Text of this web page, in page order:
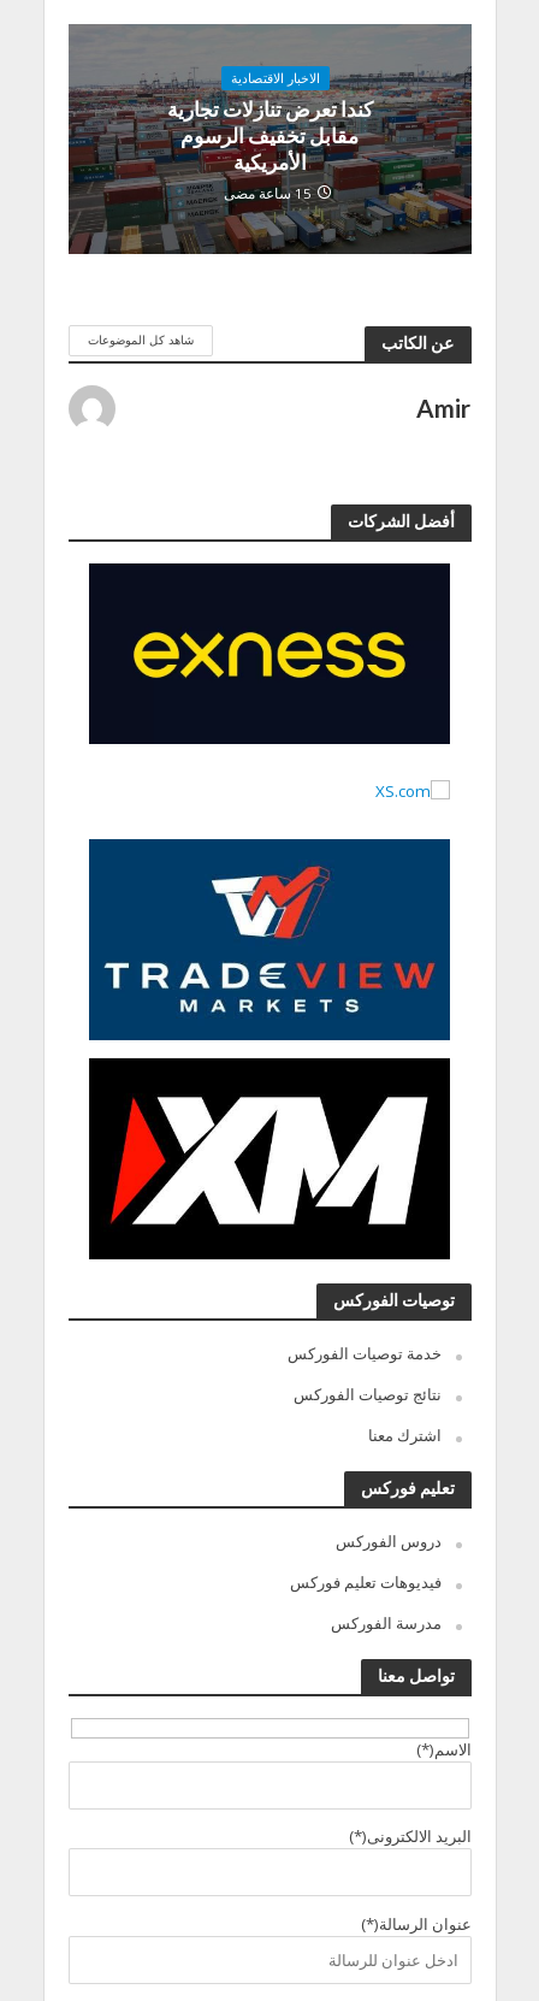
الاخبار الاقتصادية
كندا تعرض تنازلات تجارية
مقابل تخفيف الرسوم
الأمريكية
15 ساعة مضى
عن الكاتب شاهد كل الموضوعات
Amir
أفضل الشركات
توصيات الفوركس
خدمة توصيات الفوركس
نتائج توصيات الفوركس
اشترك معنا
تعليم فوركس
دروس الفوركس
فيديوهات تعليم فوركس
مدرسة الفوركس
تواصل معنا
الاسم(*)
البريد الالكترونى(*)
عنوان الرسالة(*)